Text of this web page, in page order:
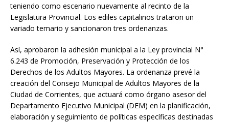
teniendo como escenario nuevamente al recinto de la
Legislatura Provincial. Los ediles capitalinos trataron un
variado temario y sancionaron tres ordenanzas.
Así, aprobaron la adhesión municipal a la Ley provincial N°
6.243 de Promoción, Preservación y Protección de los
Derechos de los Adultos Mayores. La ordenanza prevé la
creación del Consejo Municipal de Adultos Mayores de la
Ciudad de Corrientes, que actuará como órgano asesor del
Departamento Ejecutivo Municipal (DEM) en la planificación,
elaboración y seguimiento de políticas específicas destinadas